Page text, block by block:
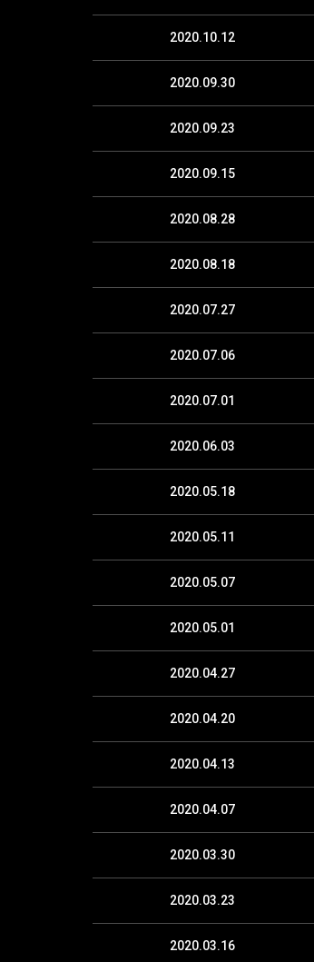
2020.10.12
2020.09.30
2020.09.23
2020.09.15
2020.08.28
2020.08.18
2020.07.27
2020.07.06
2020.07.01
2020.06.03
2020.05.18
2020.05.11
2020.05.07
2020.05.01
2020.04.27
2020.04.20
2020.04.13
2020.04.07
2020.03.30
2020.03.23
2020.03.16